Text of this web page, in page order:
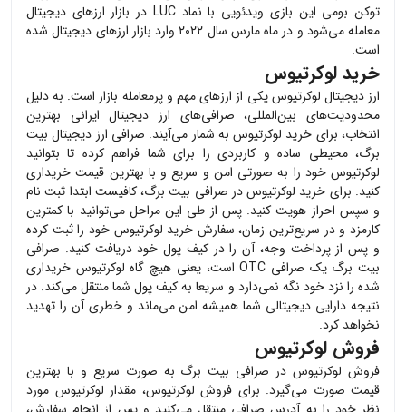
توکن بومی این بازی ویدئویی با نماد LUC در بازار ارزهای دیجیتال
معامله می‌شود و در ماه مارس سال ۲۰۲۲ وارد بازار ارزهای دیجیتال شده
است.
خرید لوکرتیوس
ارز دیجیتال لوکرتیوسیکی از ارزهای مهم و پرمعامله بازار است. به دلیل
محدودیت‌های بین‌المللی، صرافی‌های ارز دیجیتال ایرانی بهترین
انتخاب، برای خرید لوکرتیوسبه شمار می‌آیند. صرافی ارز دیجیتال بیت
برگ، محیطی ساده و کاربردی را برای شما فراهم کرده تا بتوانید
لوکرتیوس خود را به صورتی امن و سریع و با بهترین قیمت خریداری
کنید. برای خرید لوکرتیوسدر صرافی بیت برگ، کافیست ابتدا ثبت نام
و سپس احراز هویت کنید. پس از طی این مراحل می‌توانید با کمترین
کارمزد و در سریع‌ترین زمان، سفارش خرید لوکرتیوس خود را ثبت کرده
و پس از پرداخت وجه، آن را در کیف پول خود دریافت کنید. صرافی
بیت برگ یک صرافی OTC است، یعنی هیچ گاه
لوکرتیوس خریداری
شده را نزد خود نگه نمی‌دارد و سریعا به کیف پول شما منتقل می‌کند. در
نتیجه دارایی دیجیتالی شما همیشه امن می‌ماند و خطری آن را تهدید
نخواهد کرد.
فروش لوکرتیوس
فروش لوکرتیوسدر صرافی بیت برگ به صورت سریع و با بهترین
قیمت صورت می‌گیرد. برای فروش لوکرتیوس، مقدار لوکرتیوس مورد